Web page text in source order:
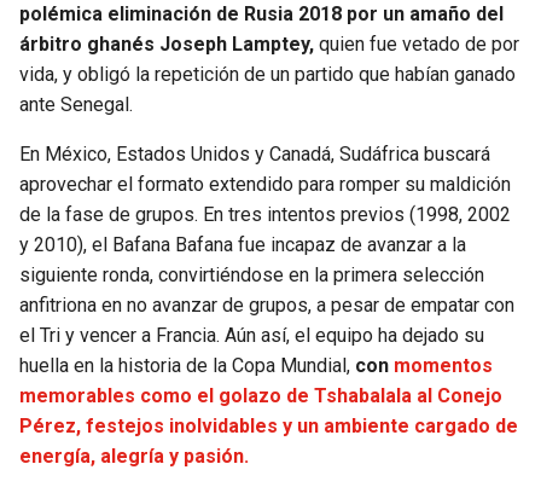
polémica eliminación de Rusia 2018 por un amaño del
árbitro ghanés Joseph Lamptey, quien fue vetado de por
vida, y obligó la repetición de un partido que habían ganado
ante Senegal.
En México, Estados Unidos y Canadá, Sudáfrica buscará
aprovechar el formato extendido para romper su maldición
de la fase de grupos. En tres intentos previos (1998, 2002
y 2010), el Bafana Bafana fue incapaz de avanzar a la
siguiente ronda, convirtiéndose en la primera selección
anfitriona en no avanzar de grupos, a pesar de empatar con
el Tri y vencer a Francia. Aún así, el equipo ha dejado su
huella en la historia de la Copa Mundial, con momentos
memorables como el golazo de Tshabalala al Conejo
Pérez, festejos inolvidables y un ambiente cargado de
energía, alegría y pasión.